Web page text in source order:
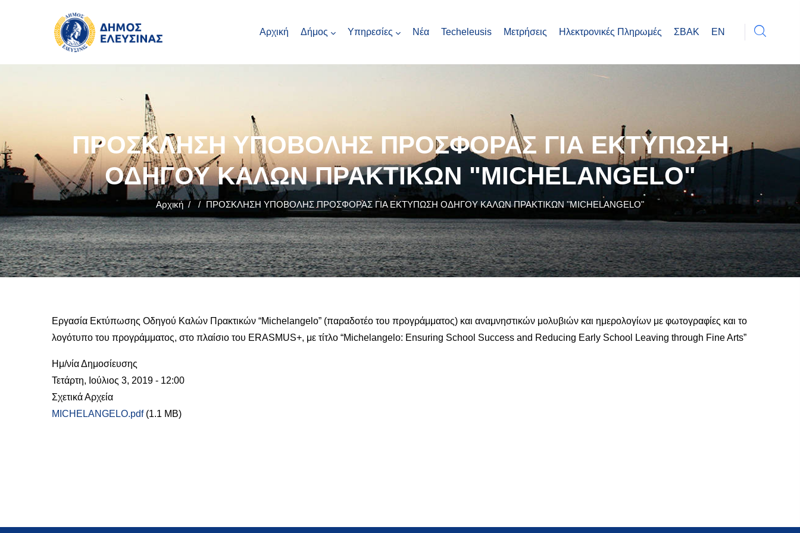
Αρχική Δήμος Υπηρεσίες Νέα Techeleusis Μετρήσεις Ηλεκτρονικές Πληρωμές ΣΒΑΚ EN
ΠΡΟΣΚΛΗΣΗ ΥΠΟΒΟΛΗΣ ΠΡΟΣΦΟΡΑΣ ΓΙΑ ΕΚΤΥΠΩΣΗ
ΟΔΗΓΟΥ ΚΑΛΩΝ ΠΡΑΚΤΙΚΩΝ "MICHELANGELO"
Αρχική / / ΠΡΟΣΚΛΗΣΗ ΥΠΟΒΟΛΗΣ ΠΡΟΣΦΟΡΑΣ ΓΙΑ ΕΚΤΥΠΩΣΗ ΟΔΗΓΟΥ ΚΑΛΩΝ ΠΡΑΚΤΙΚΩΝ "MICHELANGELO"
Εργασία Εκτύπωσης Οδηγού Καλών Πρακτικών “Michelangelo” (παραδοτέο του προγράμματος) και αναμνηστικών μολυβιών και ημερολογίων με φωτογραφίες και το
λογότυπο του προγράμματος, στο πλαίσιο του ERASMUS+, με τίτλο “Michelangelo: Ensuring School Success and Reducing Early School Leaving through Fine Arts”
Ημ/νία Δημοσίευσης
Τετάρτη, Ιούλιος 3, 2019 - 12:00
Σχετικά Αρχεία
MICHELANGELO.pdf (1.1 MB)